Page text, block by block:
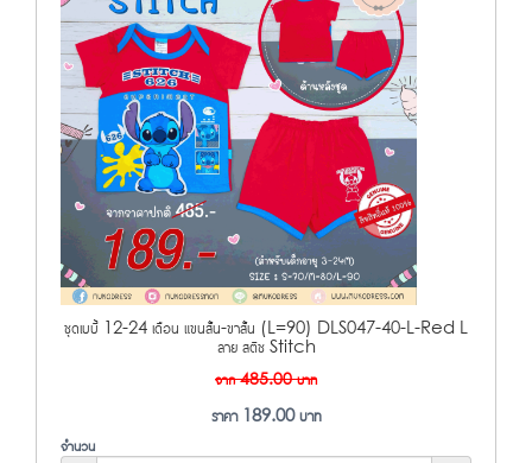
ชุดเบบี้ 12-24 เดือน แขนสั้น-ขาสั้น (L=90) DLS047-40-L-Red L
ลาย สติช Stitch
จาก485.00บาท
ราคา 189.00บาท
จำนวน